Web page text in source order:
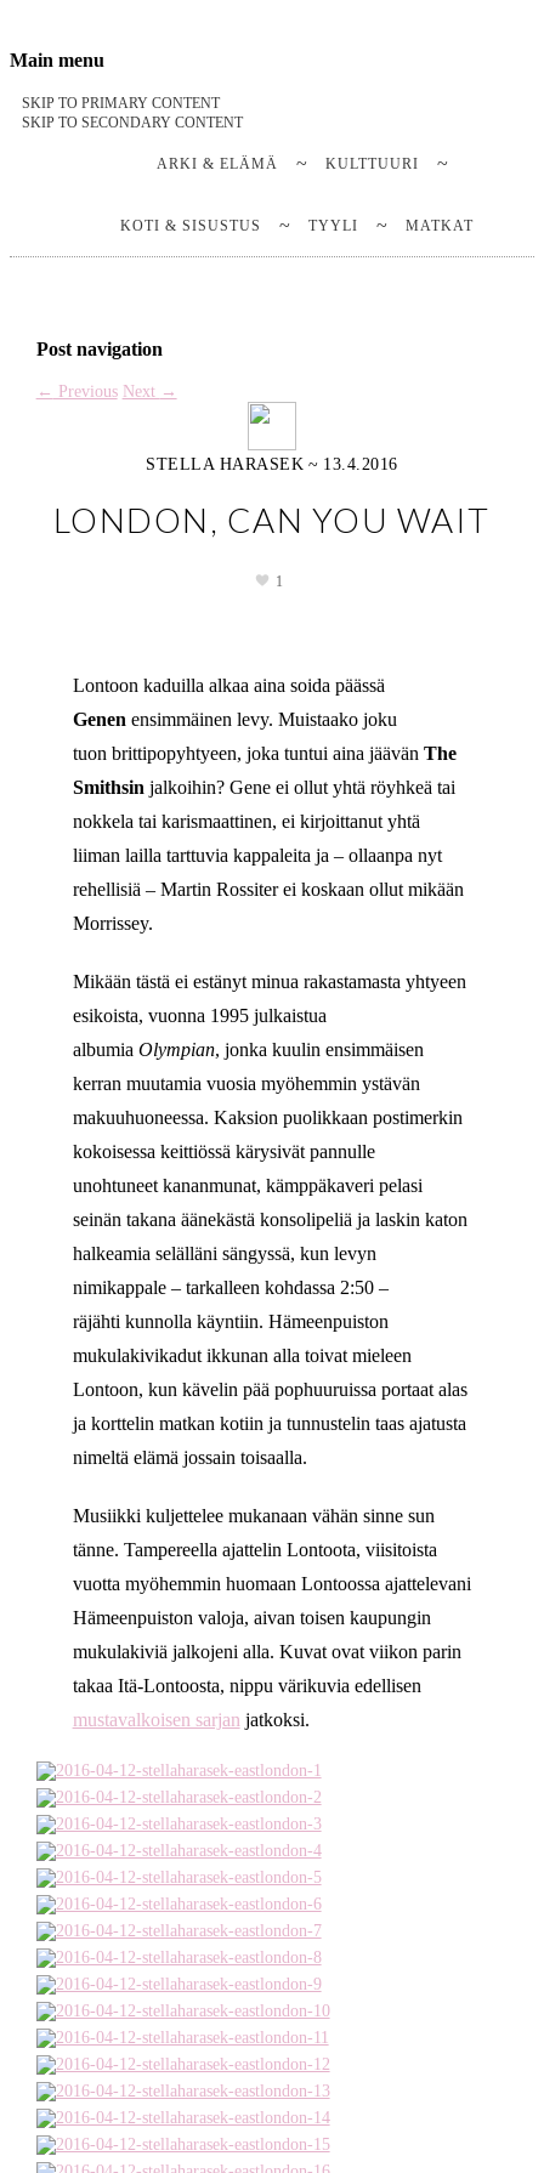
Notes on a life
Stella Harasek & Jarno Jussila
Main menu
SKIP TO PRIMARY CONTENT
SKIP TO SECONDARY CONTENT
ARKI & ELÄMÄ KULTTUURI
KOTI & SISUSTUS TYYLI MATKAT
Post navigation
← Previous Next →
STELLA HARASEK ~ 13.4.2016
LONDON, CAN YOU WAIT
1
Lontoon kaduilla alkaa aina soida päässä
Genen ensimmäinen levy. Muistaako joku
tuon brittipopyhtyeen, joka tuntui aina jäävän The
Smithsin jalkoihin? Gene ei ollut yhtä röyhkeä tai
nokkela tai karismaattinen, ei kirjoittanut yhtä
liiman lailla tarttuvia kappaleita ja – ollaanpa nyt
rehellisiä – Martin Rossiter ei koskaan ollut mikään
Morrissey.
Mikään tästä ei estänyt minua rakastamasta yhtyeen
esikoista, vuonna 1995 julkaistua
albumia Olympian, jonka kuulin ensimmäisen
kerran muutamia vuosia myöhemmin ystävän
makuuhuoneessa. Kaksion puolikkaan postimerkin
kokoisessa keittiössä kärysivät pannulle
unohtuneet kananmunat, kämppäkaveri pelasi
seinän takana äänekästä konsolipeliä ja laskin katon
halkeamia selälläni sängyssä, kun levyn
nimikappale – tarkalleen kohdassa 2:50 –
räjähti kunnolla käyntiin. Hämeenpuiston
mukulakivikadut ikkunan alla toivat mieleen
Lontoon, kun kävelin pää pophuuruissa portaat alas
ja korttelin matkan kotiin ja tunnustelin taas ajatusta
nimeltä elämä jossain toisaalla.
Musiikki kuljettelee mukanaan vähän sinne sun
tänne. Tampereella ajattelin Lontoota, viisitoista
vuotta myöhemmin huomaan Lontoossa ajattelevani
Hämeenpuiston valoja, aivan toisen kaupungin
mukulakiviä jalkojeni alla. Kuvat ovat viikon parin
takaa Itä-Lontoosta, nippu värikuvia edellisen
mustavalkoisen sarjan jatkoksi.